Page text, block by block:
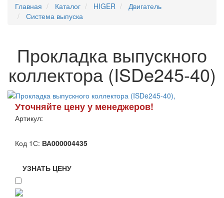
Главная
Каталог HIGER
Двигатель
Система выпуска
Прокладка выпускного
коллектора (ISDe245-40)
Уточняйте цену у менеджеров!
Артикул:
Код 1С: ВА000004435
УЗНАТЬ ЦЕНУ